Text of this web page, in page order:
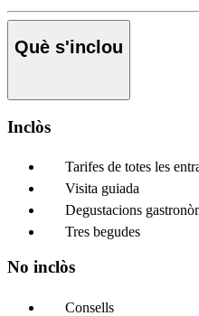
Què s'inclou
Inclòs
Tarifes de totes les
Visita guiada
Degustacions
Tres begudes
No inclòs
Consells